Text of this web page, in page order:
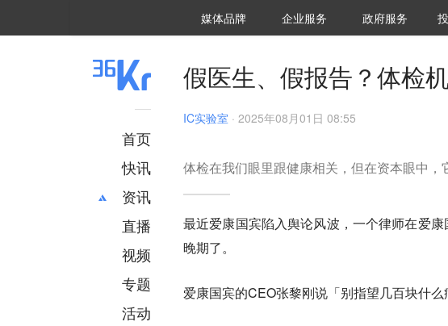
媒体品牌 36Kr研究院
企业服务 城市之窗
政府服务 投资
首页
快讯
资讯
推荐
财经
项目推荐
安徽
直播
视频
专题
活动
假医生、假报告？体检
IC实验室 · 2025年08月01日 08:55
体检在我们眼里跟健康相关，但在资本眼中，
最近爱康国宾陷入舆论风波，一个律师在爱
晚期了。
爱康国宾的CEO张黎刚说「别指望几百块什